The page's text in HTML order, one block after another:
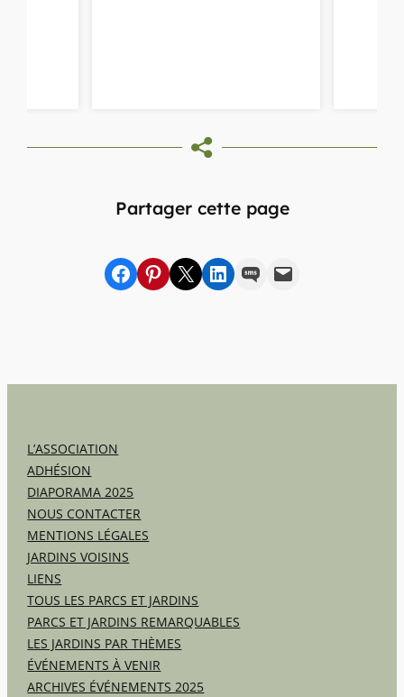
Partager cette page
Partager sur Facebook
sur Pinterest
sur X sur LinkedIn
par SMSpar e-mail
L’ASSOCIATION
ADHÉSION
DIAPORAMA 2025
NOUS CONTACTER
MENTIONS LÉGALES
JARDINS VOISINS
LIENS
TOUS LES PARCS ET JARDINS
PARCS ET JARDINS REMARQUABLES
LES JARDINS PAR THÈMES
ÉVÉNEMENTS À VENIR
ARCHIVES ÉVÉNEMENTS 2025